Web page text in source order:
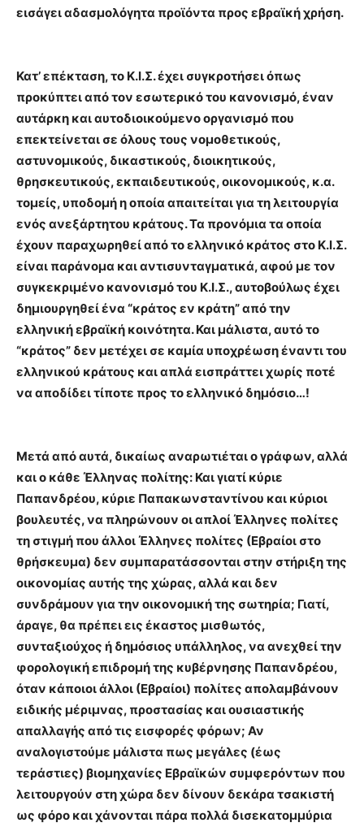
εισάγει αδασμολόγητα προϊόντα προς εβραϊκή χρήση.
Κατ’ επέκταση, το Κ.Ι.Σ. έχει συγκροτήσει όπως
προκύπτει από τον εσωτερικό του κανονισμό, έναν
αυτάρκη και αυτοδιοικούμενο οργανισμό που
επεκτείνεται σε όλους τους νομοθετικούς,
αστυνομικούς, δικαστικούς, διοικητικούς,
θρησκευτικούς, εκπαιδευτικούς, οικονομικούς, κ.α.
τομείς, υποδομή η οποία απαιτείται για τη λειτουργία
ενός ανεξάρτητου κράτους. Τα προνόμια τα οποία
έχουν παραχωρηθεί από το ελληνικό κράτος στο Κ.Ι.Σ.
είναι παράνομα και αντισυνταγματικά, αφού με τον
συγκεκριμένο κανονισμό του Κ.Ι.Σ., αυτοβούλως έχει
δημιουργηθεί ένα “κράτος εν κράτη” από την
ελληνική εβραϊκή κοινότητα. Και μάλιστα, αυτό το
“κράτος” δεν μετέχει σε καμία υποχρέωση έναντι του
ελληνικού κράτους και απλά εισπράττει χωρίς ποτέ
να αποδίδει τίποτε προς το ελληνικό δημόσιο…!
Μετά από αυτά, δικαίως αναρωτιέται ο γράφων, αλλά
και ο κάθε Έλληνας πολίτης: Και γιατί κύριε
Παπανδρέου, κύριε Παπακωνσταντίνου και κύριοι
βουλευτές, να πληρώνουν οι απλοί Έλληνες πολίτες
τη στιγμή που άλλοι Έλληνες πολίτες (Εβραίοι στο
θρήσκευμα) δεν συμπαρατάσσονται στην στήριξη της
οικονομίας αυτής της χώρας, αλλά και δεν
συνδράμουν για την οικονομική της σωτηρία; Γιατί,
άραγε, θα πρέπει εις έκαστος μισθωτός,
συνταξιούχος ή δημόσιος υπάλληλος, να ανεχθεί την
φορολογική επιδρομή της κυβέρνησης Παπανδρέου,
όταν κάποιοι άλλοι (Εβραίοι) πολίτες απολαμβάνουν
ειδικής μέριμνας, προστασίας και ουσιαστικής
απαλλαγής από τις εισφορές φόρων; Αν
αναλογιστούμε μάλιστα πως μεγάλες (έως
τεράστιες) βιομηχανίες Εβραϊκών συμφερόντων που
λειτουργούν στη χώρα δεν δίνουν δεκάρα τσακιστή
ως φόρο και χάνονται πάρα πολλά δισεκατομμύρια